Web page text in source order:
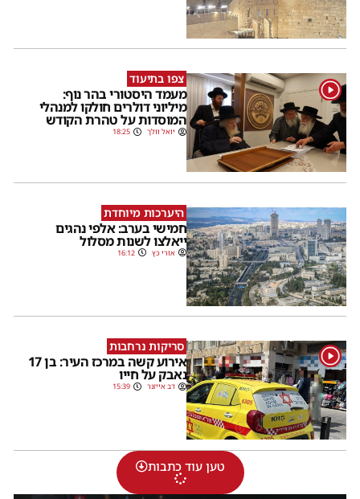
1 צפו בתיעוד
מעמד היסטורי בהר נוף:
מיליוני דולרים חולקו למנהלי
המוסדות על טהרת הקודש
יואל וולך 18:25
היערכות מיוחדת
חמישי בערב: אלפי נהגים
ייאלצו לשנות מסלול
אורי כץ 16:12
1 סריקות נרחבות
אירוע קשה במרכז העיר: בן 17
נאבק על חייו
דב אייזנר 15:39
טען עוד כתבות